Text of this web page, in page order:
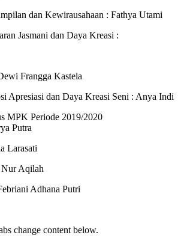
dan Kewirausahaan : Fathya Utami
Jasmani dan Daya Kreasi :
Frangga Kastela
Apresiasi dan Daya Kreasi Seni : Anya Indi
MPK Periode 2019/2020
Putra
Larasati
Nur Aqilah
Adhana Putri
change content below.